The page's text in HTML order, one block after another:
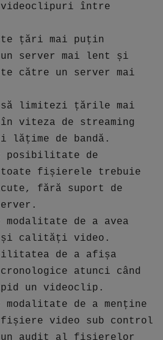
între
țări mai puțin
server mai lent și
către un server mai
limitezi țările mai
viteza de streaming
lățime de bandă.
posibilitate de
toate fișierele trebuie
fără suport de
de a avea
calități video.
de a afișa
atunci când
un videoclip.
de a menține
fișiere video sub control
un audit al fișierelor